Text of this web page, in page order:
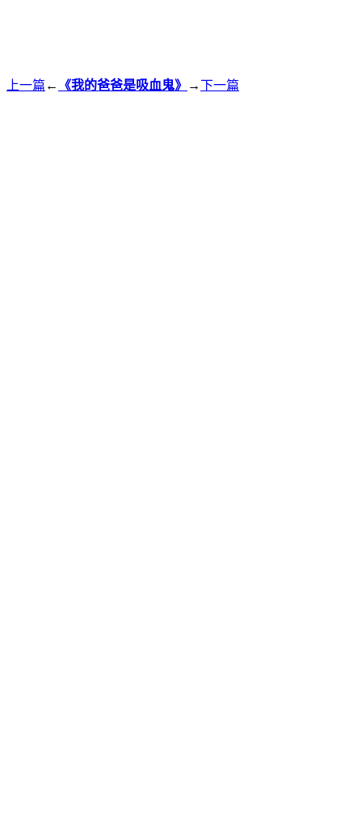
上一篇 ← 《我的爸爸是吸血鬼》 →下一篇